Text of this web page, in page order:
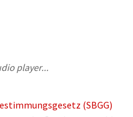
player...
(SBGG)